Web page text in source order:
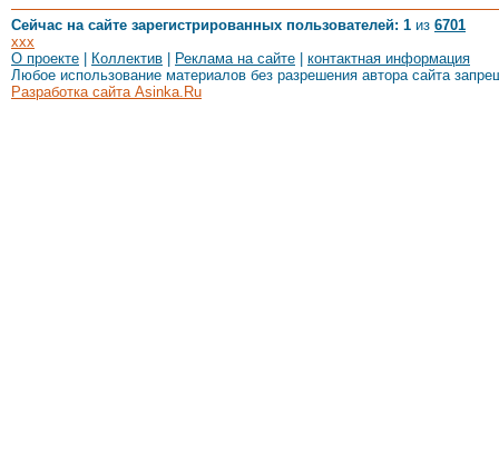
Сейчас на сайте зарегистрированных пользователей: 1 из 6701
xxx
О проекте
Коллектив Реклама на сайте
контактная информация
Любое использование материалов без разрешения автора сайта
Разработка сайта Asinka.Ru